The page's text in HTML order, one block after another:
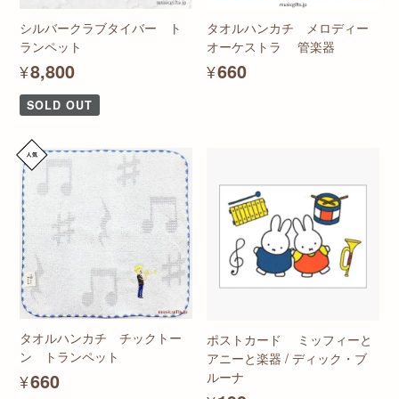
シルバークラブタイバー ト
ランペット
¥8,800
SOLD OUT
タオルハンカチ メロディー
オーケストラ 管楽器
¥660
タオルハンカチ チックトー
ン トランペット
¥660
ポストカード ミッフィーと
アニーと楽器 / ディック・ブ
ルーナ